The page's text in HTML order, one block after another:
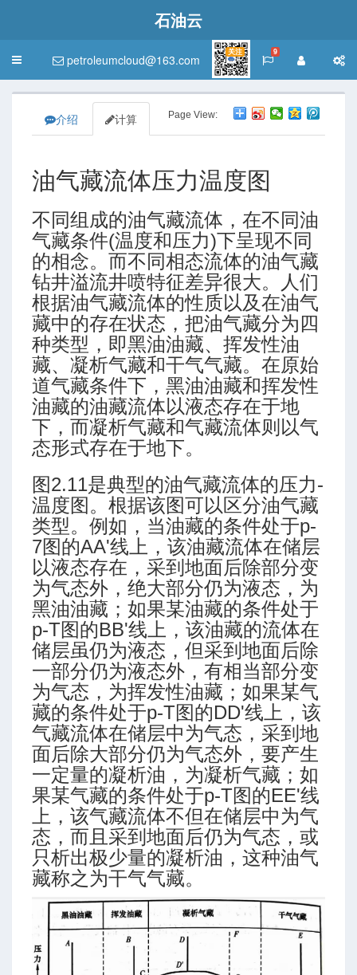
石油云
Toggle
petroleumcloud@163.com
关注 9
G.X.
介绍 计算 Page View:
油气藏流体压力温度图
不同组成的油气藏流体，在不同油
气藏条件(温度和压力)下呈现不同
的相念。而不同相态流体的油气藏
钻井溢流井喷特征差异很大。人们
根据油气藏流体的性质以及在油气
藏中的存在状态，把油气藏分为四
种类型，即黑油油藏、挥发性油
藏、凝析气藏和干气气藏。在原始
道气藏条件下，黑油油藏和挥发性
油藏的油藏流体以液态存在于地
下，而凝析气藏和气藏流体则以气
态形式存在于地下。
图2.11是典型的油气藏流体的压力-
温度图。根据该图可以区分油气藏
类型。例如，当油藏的条件处于p-
7图的AA'线上，该油藏流体在储层
以液态存在，采到地面后除部分变
为气态外，绝大部分仍为液态，为
黑油油藏；如果某油藏的条件处于
p-T图的BB'线上，该油藏的流体在
储层虽仍为液态，但采到地面后除
一部分仍为液态外，有相当部分变
为气态，为挥发性油藏；如果某气
藏的条件处于p-T图的DD'线上，该
气藏流体在储层中为气态，采到地
面后除大部分仍为气态外，要产生
一定量的凝析油，为凝析气藏；如
果某气藏的条件处于p-T图的EE'线
上，该气藏流体不但在储层中为气
态，而且采到地面后仍为气态，或
只析出极少量的凝析油，这种油气
藏称之为干气气藏。